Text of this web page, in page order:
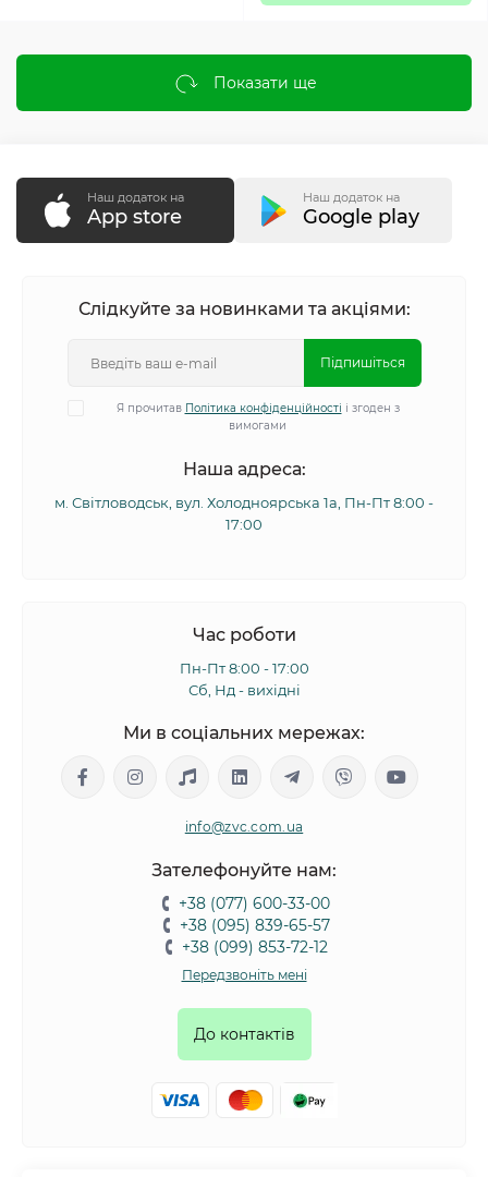
Показати ще
Наш додаток на
App store
Наш додаток на
Google play
Слідкуйте за новинками та акціями:
Підпишіться
Я прочитав Політика конфіденційності і згоден з
вимогами
Наша адреса:
м. Світловодськ, вул. Холодноярська 1а, Пн-Пт 8:00 -
17:00
Час роботи
Пн-Пт 8:00 - 17:00
Сб, Нд - вихідні
Ми в соціальних мережах:
info@zvc.com.ua
Зателефонуйте нам:
+38 (077) 600-33-00
+38 (095) 839-65-57
+38 (099) 853-72-12
Передзвоніть мені
До контактів